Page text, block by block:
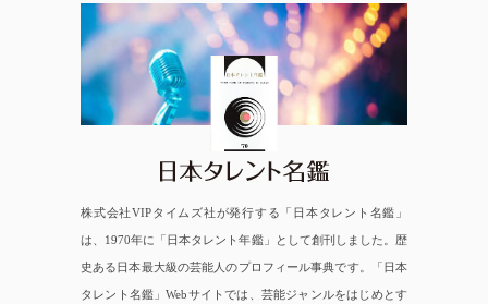
日本タレント名鑑
株式会社VIPタイムズ社が発行する「日本タレント名鑑」
は、1970年に「日本タレント年鑑」として創刊しました。歴
史ある日本最大級の芸能人のプロフィール事典です。「日本
タレント名鑑」Webサイトでは、芸能ジャンルをはじめとす